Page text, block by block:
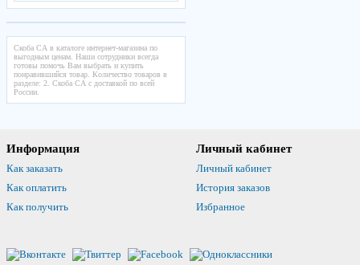
Скоба СА в каталоге интернет-магазина по
выгодным ценам. Наши сотрудники всегда
готовы помочь Вам выбрать и купить
понравившийся товар. Количество товаров в
разделе: 2. Скоба СА с доставкой по всей
России.
Информация
Как заказать
Как оплатить
Как получить
Личный кабинет
Личный кабинет
История заказов
Избранное